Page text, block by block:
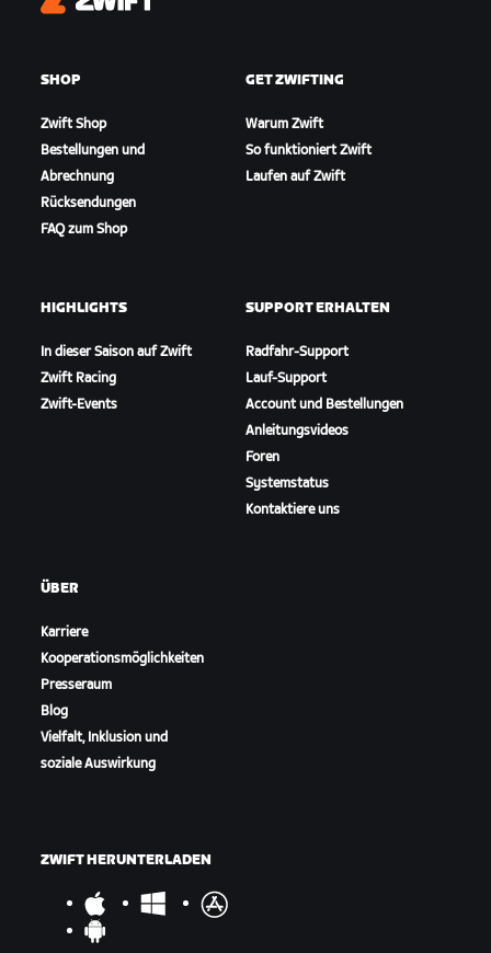
Zwift
SHOP
Zwift Shop
Bestellungen und
Abrechnung
Rücksendungen
FAQ zum Shop
GET ZWIFTING
Warum Zwift
So funktioniert Zwift
Laufen auf Zwift
HIGHLIGHTS
In dieser Saison auf Zwift
Zwift Racing
Zwift-Events
SUPPORT ERHALTEN
Radfahr-Support
Lauf-Support
Account und Bestellungen
Anleitungsvideos
Foren
Systemstatus
Kontaktiere uns
ÜBER
Karriere
Kooperationsmöglichkeiten
Presseraum
Blog
Vielfalt, Inklusion und
soziale Auswirkung
ZWIFT HERUNTERLADEN